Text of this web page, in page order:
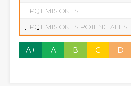
EPC EMISIONES:
EPC EMISIONES POTENCIALES:
A+ A B C D